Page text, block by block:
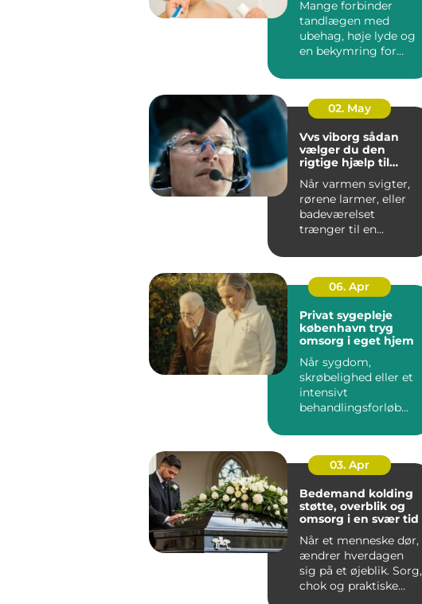
Mange forbinder
tandlægen med
ubehag, høje lyde og
en bekymring for
spiller reg...
02. May
Vvs viborg sådan
vælger du den
rigtige hjælp til
Når varmen svigter,
rørene larmer, eller
badeværelset
trænger til en
dygtig VVSer...
06. Apr
Privat sygepleje
københavn tryg
omsorg i eget hjem
Når sygdom,
skrøbelighed eller et
intensivt
behandlingsforløb
oplever mange, at
de...
03. Apr
Bedemand kolding
støtte, overblik og
omsorg i en svær tid
Når et menneske dør,
ændrer hverdagen
sig på et øjeblik. Sorg,
chok og praktiske